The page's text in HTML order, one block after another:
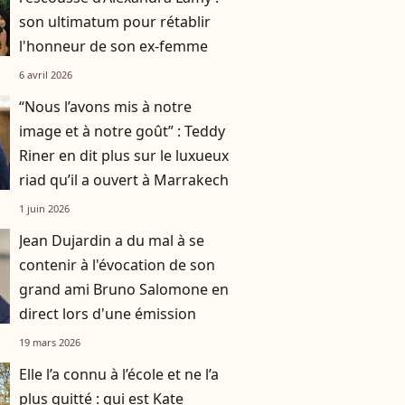
son ultimatum pour rétablir
l'honneur de son ex-femme
6 avril 2026
“Nous l’avons mis à notre
image et à notre goût” : Teddy
Riner en dit plus sur le luxueux
riad qu’il a ouvert à Marrakech
1 juin 2026
Jean Dujardin a du mal à se
contenir à l'évocation de son
grand ami Bruno Salomone en
direct lors d'une émission
19 mars 2026
Elle l’a connu à l’école et ne l’a
plus quitté : qui est Kate